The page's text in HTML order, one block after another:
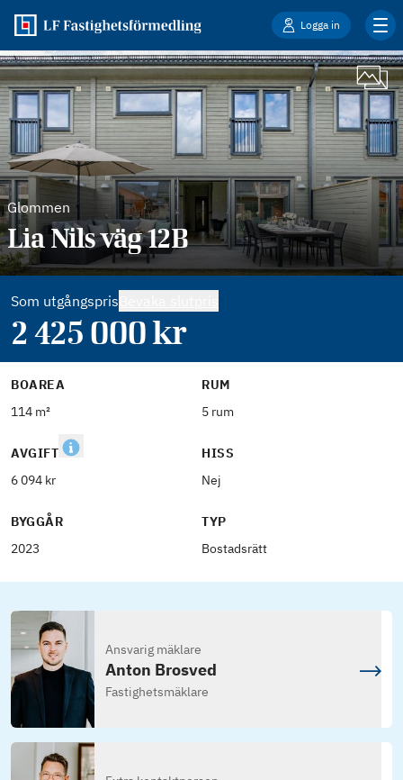
Logga in
Glommen
Lia Nils väg 12B
Som utgångspris
2 425 000kr
BOAREA
114 m²
RUM
5 rum
AVGIFT
6 094 kr
HISS
Nej
BYGGÅR
2023
TYP
Bostadsrätt
Ansvarig mäklare
Anton Brosved
Fastighetsmäklare